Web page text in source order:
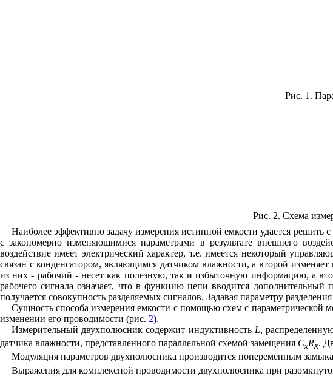
Рис. 1.
Рис. 2. Схема
Наиболее эффективно задачу измерения истинной емкости удается
с закономерно изменяющимися параметрами в результате внешнего
воздействие имеет электрический характер, т.е. имеется некоторый
связан с конденсатором, являющимся датчиком влажности, а второй
из них - рабочий - несет как полезную, так и избыточную информацию, а
рабочего сигнала означает, что в функцию цепи вводится
получается совокупность разделяемых сигналов. Задавая параметру
Сущность способа измерения емкости с помощью схем с
изменении его проводимости (рис. 2).
Измерительный двухполюсник содержит индуктивность L,
датчика влажности, представленного параллельной схемой замещения СхRх.
Модуляция параметров двухполюсника производится попеременным
Выражения для комплексной проводимости двухполюсника при